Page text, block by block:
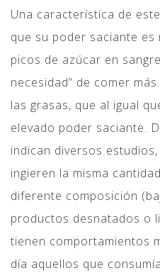
Una característica de
que su poder saciante es
picos de azúcar en
necesidad” de comer
las grasas, que al igual
elevado poder saciante.
indican diversos
ingieren la misma
diferente composición
productos desnatados o
tienen comportamientos
día aquellos que